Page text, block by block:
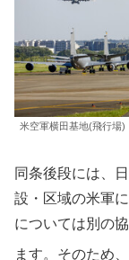
米空軍横田基地(飛行場)
同条後段には、
設・区域の米軍
については別の
ます。そのため